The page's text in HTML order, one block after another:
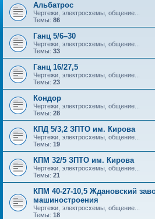
Альбатрос
Чертежи, электросхемы, общение...
Темы: 86
Ганц 5/6–30
Чертежи, электросхемы, общение...
Темы: 33
Ганц 16/27,5
Чертежи, электросхемы, общение...
Темы: 23
Кондор
Чертежи, электросхемы, общение...
Темы: 28
КПД 5/3,2 ЗПТО им. Кирова
Чертежи, электросхемы, общение...
Темы: 19
КПМ 32/5 ЗПТО им. Кирова
Чертежи, электросхемы, общение...
Темы: 21
КПМ 40-27-10,5 Ждановский
машиностроения
Чертежи, электросхемы, общение...
Темы: 18